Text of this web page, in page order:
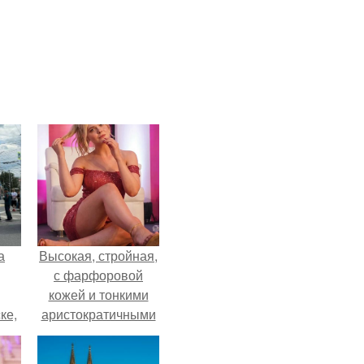
Высокая, стройная,
с фарфоровой
кожей и тонкими
аристократичными
чертами, эль
выглядит так, будто